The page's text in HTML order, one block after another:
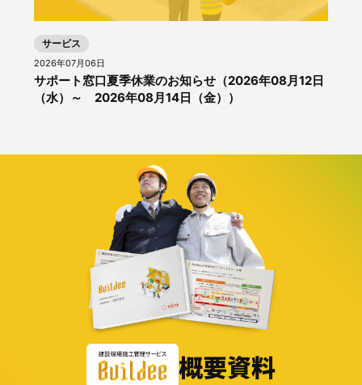
サービス
2026年07月06日
サポート窓口夏季休業のお知らせ（2026年08月12日
（水）～ 2026年08月14日（金））
概要資料